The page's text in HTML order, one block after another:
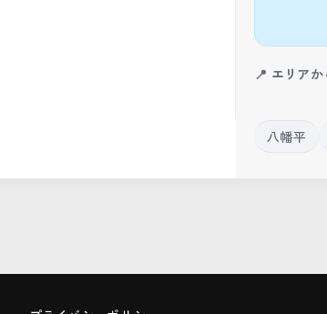
📍 エリア
八幡平